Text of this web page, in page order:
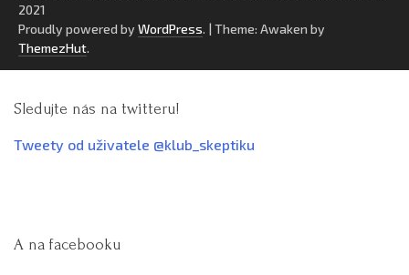
2021
Proudly powered by WordPress. | Theme: Awaken by
ThemezHut.
Sledujte nás na twitteru!
Tweety od uživatele @klub_skeptiku
A na facebooku